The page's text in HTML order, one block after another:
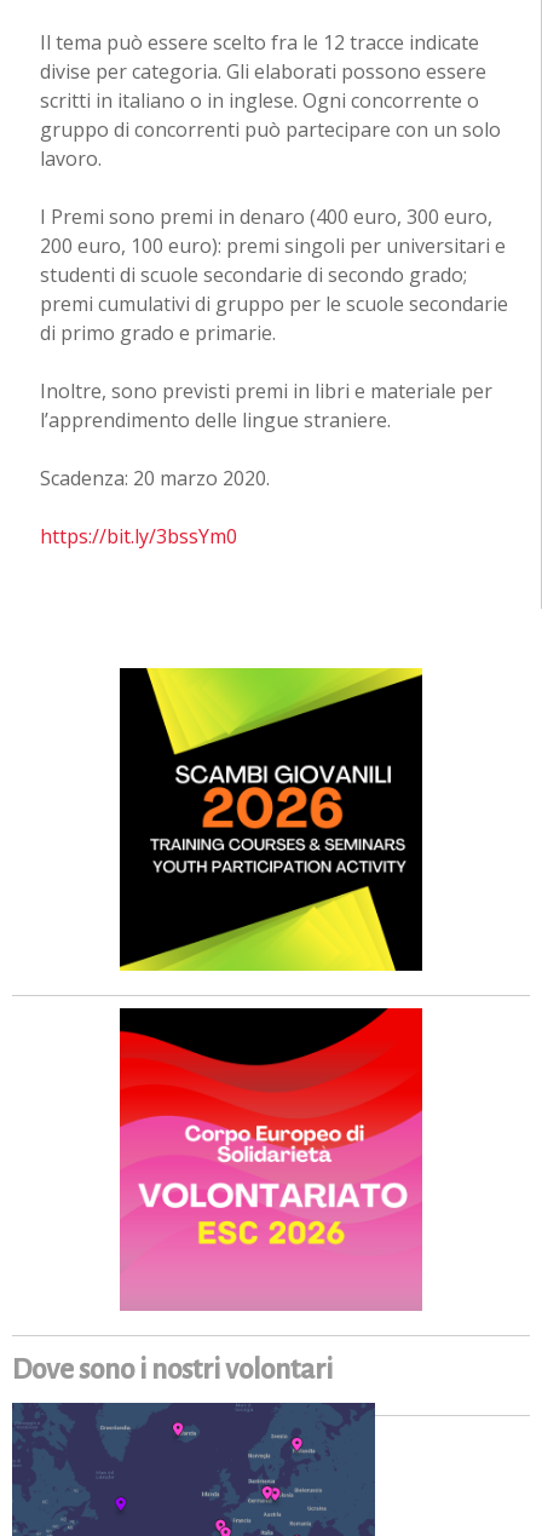
Il tema può essere scelto fra le 12 tracce indicate
divise per categoria. Gli elaborati possono essere
scritti in italiano o in inglese. Ogni concorrente o
gruppo di concorrenti può partecipare con un solo
lavoro.
I Premi sono premi in denaro (400 euro, 300 euro,
200 euro, 100 euro): premi singoli per universitari e
studenti di scuole secondarie di secondo grado;
premi cumulativi di gruppo per le scuole secondarie
di primo grado e primarie.
Inoltre, sono previsti premi in libri e materiale per
l’apprendimento delle lingue straniere.
Scadenza: 20 marzo 2020.
https://bit.ly/3bssYm0
Dove sono i nostri volontari